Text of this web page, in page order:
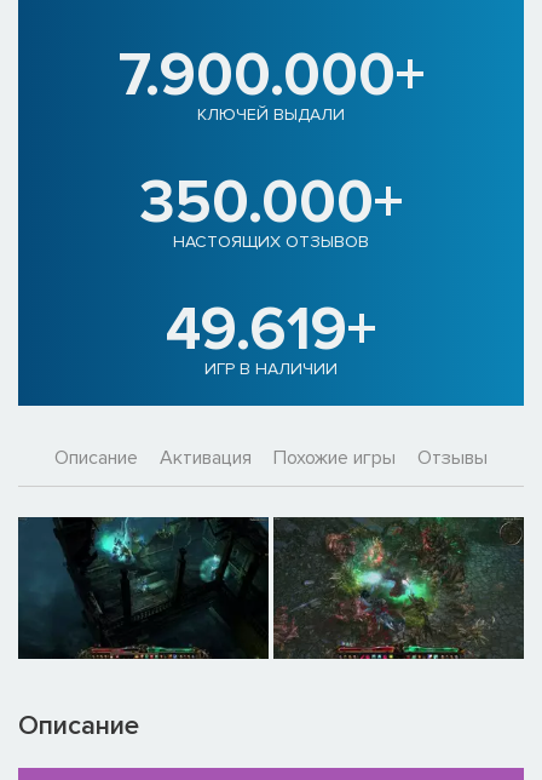
7.900.000+
КЛЮЧЕЙ ВЫДАЛИ
350.000+
НАСТОЯЩИХ ОТЗЫВОВ
49.619+
ИГР В НАЛИЧИИ
Описание Активация Похожие игры Отзывы
Описание